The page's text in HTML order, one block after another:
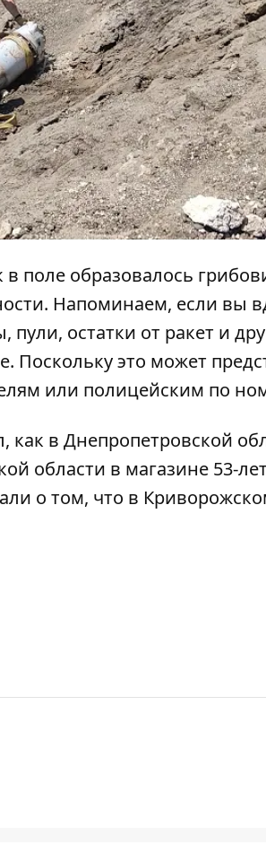
поле образовалось
Напоминаем, если вы
остатки от ракет и
это может
или полицейским по
как в Днепропетровской
области в магазине 53-
о том, что в